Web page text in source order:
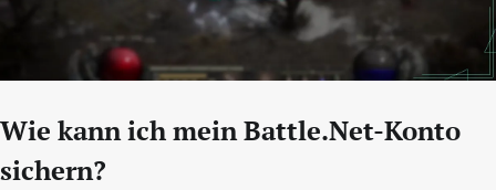
Wie kann ich mein Battle.Net-Konto
sichern?